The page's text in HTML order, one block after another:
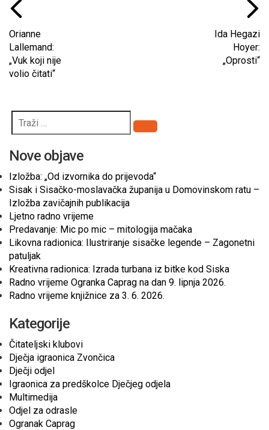
Orianne
Lallemand:
„Vuk koji nije
volio čitati“
Ida Hegazi
Hoyer:
„Oprosti“
Pretraži
Nove objave
Izložba: „Od izvornika do prijevoda“
Sisak i Sisačko-moslavačka županija u Domovinskom ratu –
Izložba zavičajnih publikacija
Ljetno radno vrijeme
Predavanje: Mic po mic – mitologija mačaka
Likovna radionica: Ilustriranje sisačke legende – Zagonetni
patuljak
Kreativna radionica: Izrada turbana iz bitke kod Siska
Radno vrijeme Ogranka Caprag na dan 9. lipnja 2026.
Radno vrijeme knjižnice za 3. 6. 2026.
Kategorije
Čitateljski klubovi
Dječja igraonica Zvončica
Dječji odjel
Igraonica za predškolce Dječjeg odjela
Multimedija
Odjel za odrasle
Ogranak Caprag